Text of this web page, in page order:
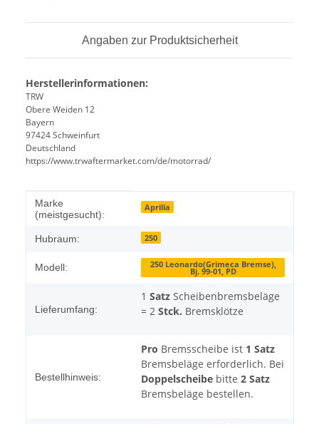
Angaben zur Produktsicherheit
Herstellerinformationen:
TRW
Obere Weiden 12
Bayern
97424 Schweinfurt
Deutschland
https://www.trwaftermarket.com/de/motorrad/
Produkteigenschaft
Wert
Marke
(meistgesucht):
Aprilia
Hubraum: 250
Modell: 250 Leonardo(Grimeca Bremse),
Bj. 99-01, PD
Lieferumfang:
1 Satz Scheibenbremsbeläge
= 2 Stck. Bremsklötze
Bestellhinweis:
Pro Bremsscheibe ist 1 Satz
Bremsbeläge erforderlich. Bei
Doppelscheibe bitte 2 Satz
Bremsbeläge bestellen.